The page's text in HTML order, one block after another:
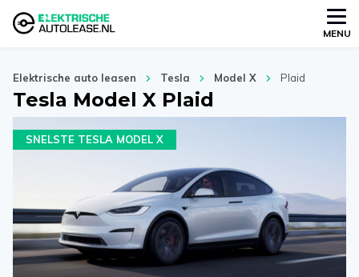
MENU
Elektrische auto leasen Tesla Model X Plaid
Tesla Model X Plaid
SNELSTE TESLA MODEL X